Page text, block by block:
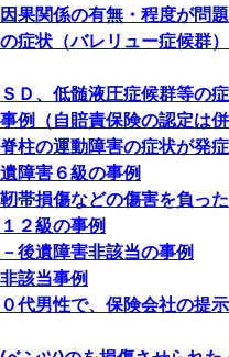
果関係の有無・程度が問
症状（バレリュー症候群
Ｄ、低髄液圧症候群等の
例（自賠責保険の認定は
柱の運動障害の症状が発
障害６級の事例
帯損傷などの傷害を負っ
２級の事例
後遺障害非該当の事例
該当事例
代男性で、保険会社の提